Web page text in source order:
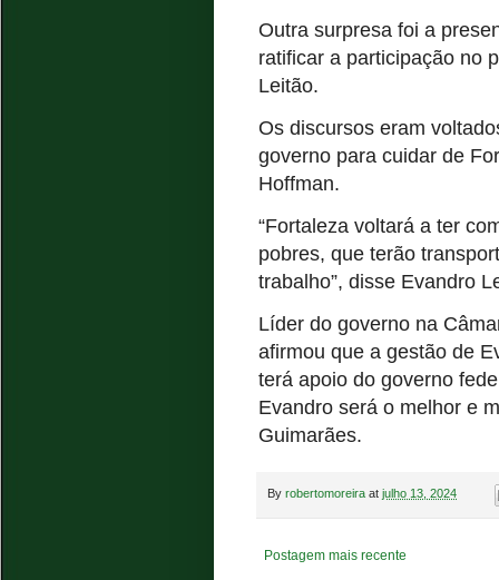
Outra surpresa foi a
ratificar a participação no
Leitão.
Os discursos eram
governo para cuidar de
Hoffman.
“Fortaleza voltará a ter
pobres, que terão
trabalho”, disse Evandro
Líder do governo na
afirmou que a gestão de
terá apoio do governo
Evandro será o melhor e
Guimarães.
By robertomoreira at julho 13, 2024
Postagem mais recente